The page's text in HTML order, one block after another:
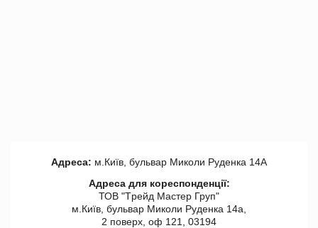
Адреса: м.Київ, бульвар Миколи Руденка 14А
Адреса для кореспонденції:
ТОВ "Tрейд Мастер Груп"
м.Київ, бульвар Миколи Руденка 14а,
2 поверх, оф 121, 03194